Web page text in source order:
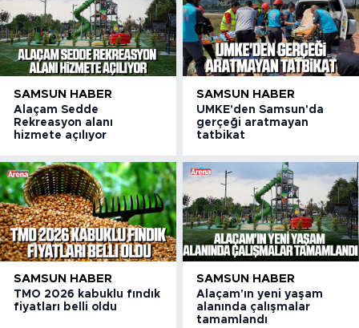
SAMSUN HABER
Alaçam Sedde
Rekreasyon alanı
hizmete açılıyor
SAMSUN HABER
UMKE'den Samsun'da
gerçeği aratmayan
tatbikat
SAMSUN HABER
TMO 2026 kabuklu fındık
fiyatları belli oldu
SAMSUN HABER
Alaçam'ın yeni yaşam
alanında çalışmalar
tamamlandı